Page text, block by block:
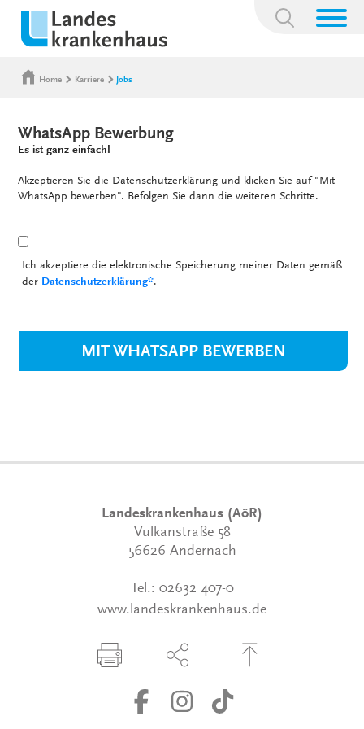
Suchbegriff:
Home Karriere Jobs
WhatsApp Bewerbung
Es ist ganz einfach!
Akzeptieren Sie die Datenschutzerklärung und klicken Sie auf "Mit
WhatsApp bewerben". Befolgen Sie dann die weiteren Schritte.
Ich akzeptiere die elektronische Speicherung meiner Daten gemäß
der Datenschutzerklärung*.
MIT WHATSAPP BEWERBEN
Landeskrankenhaus (AöR)
Vulkanstraße 58
56626 Andernach
Tel.: 02632 407-0
www.landeskrankenhaus.de